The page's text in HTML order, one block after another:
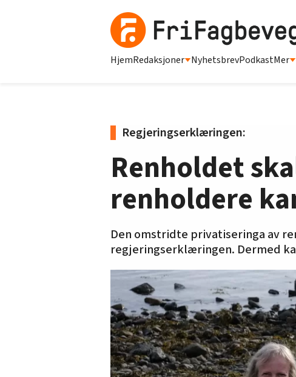
HjemRedaksjoner NyhetsbrevPodkastMer
Regjeringserklæringen:
Renholdet
renholdere
Den omstridte privatiseringa av
regjeringserklæringen. Dermed